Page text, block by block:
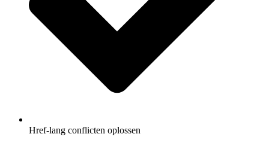
Href-lang conflicten oplossen